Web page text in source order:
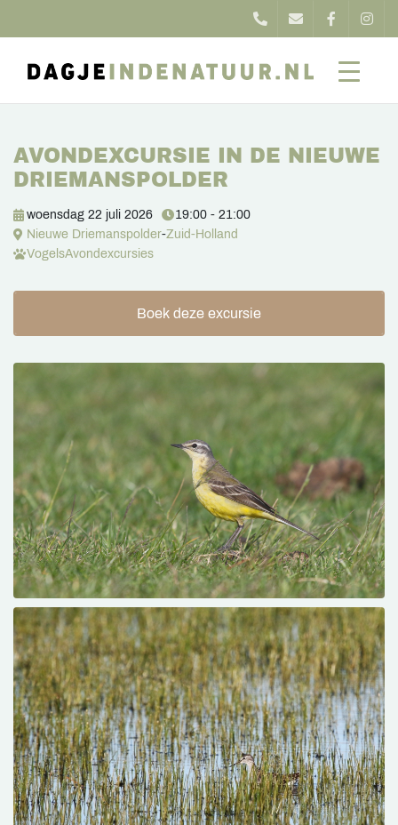
AVONDEXCURSIE IN DE NIEUWE
DRIEMANSPOLDER
woensdag 22 juli 2026
19:00 - 21:00
Nieuwe Driemanspolder-Zuid-Holland
VogelsAvondexcursies
Boek deze excursie